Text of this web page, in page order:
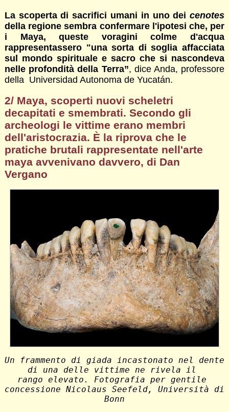
La scoperta di sacrifici umani in uno deicenotes
della regione sembra confermare l'ipotesi che, per
i Maya, queste voragini colme d'acqua
rappresentassero "una sorta di soglia affacciata
sul mondo spirituale e sacro che si nascondeva
nelle profondità della Terra”, dice Anda, professore
della Universidad Autonoma de Yucatán.
2/ Maya, scoperti nuovi scheletri
decapitati e smembrati. Secondo gli
archeologi le vittime erano membri
dell'aristocrazia. È la riprova che le
pratiche brutali rappresentate nell'arte
maya avvenivano davvero, di Dan
Vergano
Un frammento di giada incastonato nel dente
di una delle vittime ne rivela il
rango elevato. Fotografia per gentile
concessione Nicolaus Seefeld, Università di
Bonn